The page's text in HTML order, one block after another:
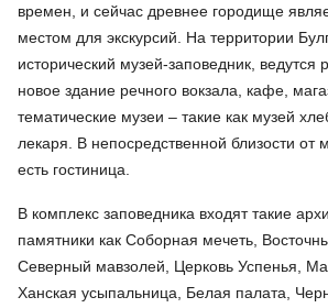
времен, и сейчас древнее городище
местом для экскурсий. На территории
исторический музей-заповедник, ведутся
новое здание речного вокзала, кафе,
тематические музеи – такие как музей
лекаря. В непосредственной близости от
есть гостиница.
В комплекс заповедника входят такие
памятники как Соборная мечеть,
Северный мавзолей, Церковь Успенья,
Ханская усыпальница, Белая палата,